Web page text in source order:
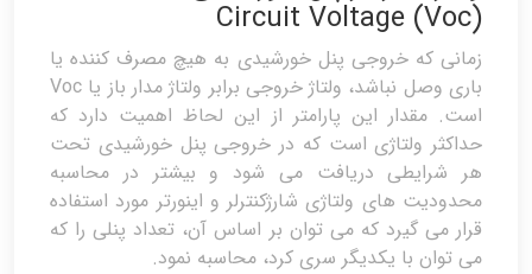
Circuit Voltage (Voc)
زمانی که خروجی پنل خورشیدی به هیچ مصرف کننده یا
باری وصل نباشد، ولتاژ خروجی برابر ولتاژ مدار باز یا Voc
است. مقدار این پارامتر از این لحاظ اهمیت دارد که
حداکثر ولتاژی است که در خروجی پنل خورشیدی تحت
هر شرایطی دریافت می شود و بیشتر در محاسبه
محدودیت های ولتاژی شارژکنترلر و اینورتر مورد استفاده
قرار می گیرد که می توان بر اساس آن، تعداد پنلی را که
می توان با یکدیگر سری کرد، محاسبه نمود.